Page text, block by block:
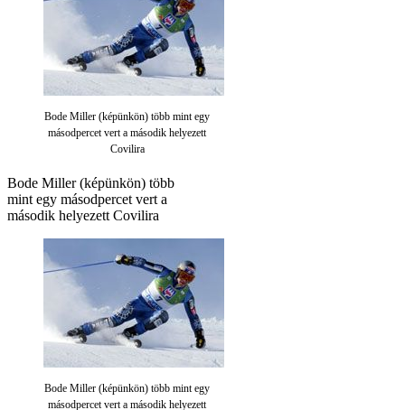
Bode Miller (képünkön) több mint egy
másodpercet vert a második helyezett
Covilira
Bode Miller (képünkön) több
mint egy másodpercet vert a
második helyezett Covilira
Bode Miller (képünkön) több mint egy
másodpercet vert a második helyezett